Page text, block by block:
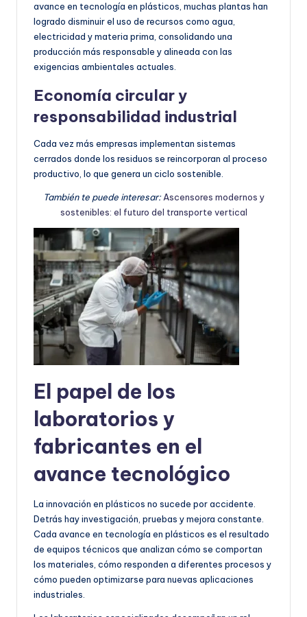
avance en tecnología en plásticos, muchas plantas han
logrado disminuir el uso de recursos como agua,
electricidad y materia prima, consolidando una
producción más responsable y alineada con las
exigencias ambientales actuales.
Economía circular y
responsabilidad industrial
Cada vez más empresas implementan sistemas
cerrados donde los residuos se reincorporan al proceso
productivo, lo que genera un ciclo sostenible.
También te puede interesar:Ascensores modernos y
sostenibles: el futuro del transporte vertical
El papel de los
laboratorios y
fabricantes en el
avance tecnológico
La innovación en plásticos no sucede por accidente.
Detrás hay investigación, pruebas y mejora constante.
Cada avance en tecnología en plásticos es el resultado
de equipos técnicos que analizan cómo se comportan
los materiales, cómo responden a diferentes procesos y
cómo pueden optimizarse para nuevas aplicaciones
industriales.